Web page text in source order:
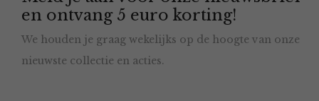
en ontvang 5 euro korting!
We houden je graag wekelijks op de hoogte van onze
nieuwste collectie en acties.